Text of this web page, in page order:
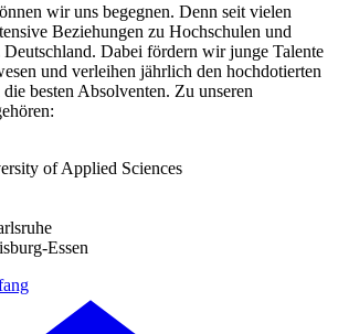
wir uns begegnen. Denn seit vielen
Beziehungen zu Hochschulen und
Dabei fördern wir junge Talente
und verleihen jährlich den hochdotierten
besten Absolventen. Zu unseren
of Applied Sciences
Essen